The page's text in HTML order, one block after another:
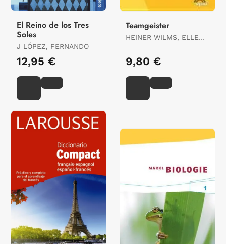
El Reino de los Tres
Soles
J LÓPEZ, FERNANDO
12,95 €
Teamgeister
HEINER WILMS, ELLEN
SCHULTE
9,80 €